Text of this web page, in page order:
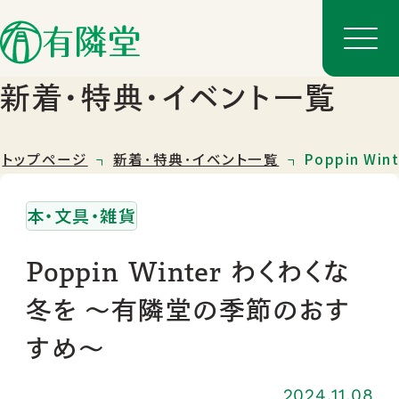
店舗一覧
店舗のご案内
新着･特典･イベント一覧
トップページ 新着･特典･イベント一覧 Poppin
本・文具・雑貨
Poppin Winter わくわくな
冬を 〜有隣堂の季節のおす
すめ〜